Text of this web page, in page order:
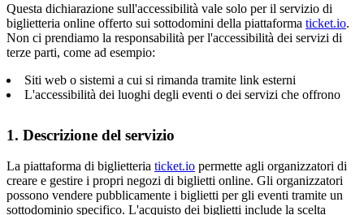
Questa dichiarazione sull'accessibilità vale solo per il servizio di
biglietteria online offerto sui sottodomini della piattaforma ticket.io.
Non ci prendiamo la responsabilità per l'accessibilità dei servizi di
terze parti, come ad esempio:
Siti web o sistemi a cui si rimanda tramite link esterni
L'accessibilità dei luoghi degli eventi o dei servizi che offrono
1. Descrizione del servizio
La piattaforma di biglietteria ticket.io permette agli organizzatori di
creare e gestire i propri negozi di biglietti online. Gli organizzatori
possono vendere pubblicamente i biglietti per gli eventi tramite un
sottodominio specifico. L'acquisto dei biglietti include la scelta